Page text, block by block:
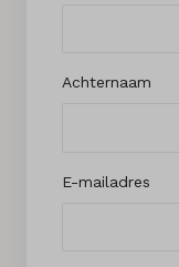
Achternaam
E-mailadres